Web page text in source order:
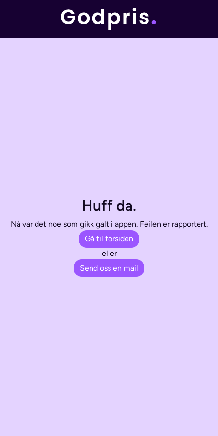
Huff da.
Nå var det noe som gikk galt i appen. Feilen er rapportert.
Gå til forsiden
eller
Send oss en mail